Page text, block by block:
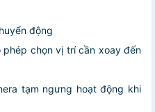
động
phép chọn vị trí cần xoay đến
tạm ngưng hoạt động khi